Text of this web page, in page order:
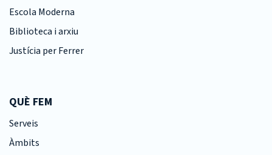
Escola Moderna
Biblioteca i arxiu
Justícia per Ferrer
QUÈ FEM
Serveis
Àmbits